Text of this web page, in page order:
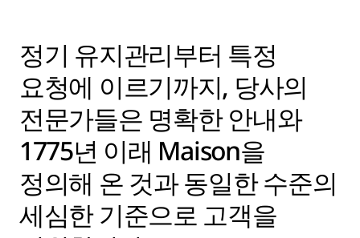
정기 유지관리부터 특정
요청에 이르기까지, 당사의
전문가들은 명확한 안내와
1775년 이래 Maison을
정의해 온 것과 동일한 수준의
세심한 기준으로 고객을